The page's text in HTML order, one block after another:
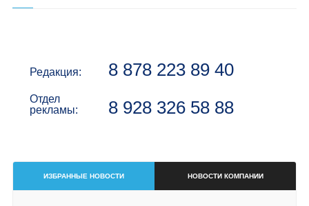
Редакция: 8 878 223 89 40
Отдел
рекламы:
8 928 326 58 88
ИЗБРАННЫЕ НОВОСТИ НОВОСТИ КОМПАНИИ